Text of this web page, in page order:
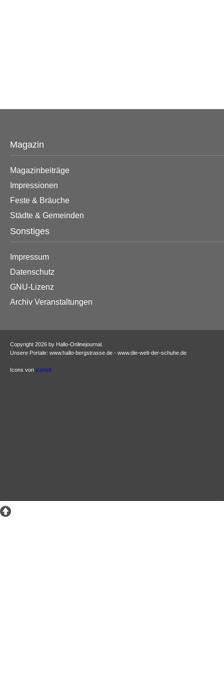
Magazin
Magazinbeiträge
Impressionen
Feste & Bräuche
Städte & Gemeinden
Sonstiges
Impressum
Datenschutz
GNU-Lizenz
Archiv Veranstaltungen
Copyright 2026 by Hallo-Onlinejournal.
Unsere Portale: www.hallo-bergstrasse.de - www.die-welt-der-schuhe.de
Icons von icons8